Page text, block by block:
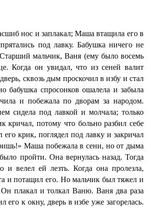
нос и заплакал; Маша втащила его в
под лавку. Бабушка ничего не
мальчик, Ваня (ему было восемь
Когда он увидал, что из сеней валит
сквозь дым проскочил в избу и стал
бабушка спросонков ошалела и забыла
и побежала по дворам за народом.
сидела под лавкой и молчала; только
кричал, потому что больно разбил себе
его крик, поглядел под лавку и закричал
Маша побежала в сени, но от дыма
пройти. Она вернулась назад. Тогда
и велел ей лезть. Когда она пролезла,
и потащил его. Но мальчик был тяжел и
Он плакал и толкал Ваню. Ваня два раза
его к окну, дверь в избе уже загорелась.